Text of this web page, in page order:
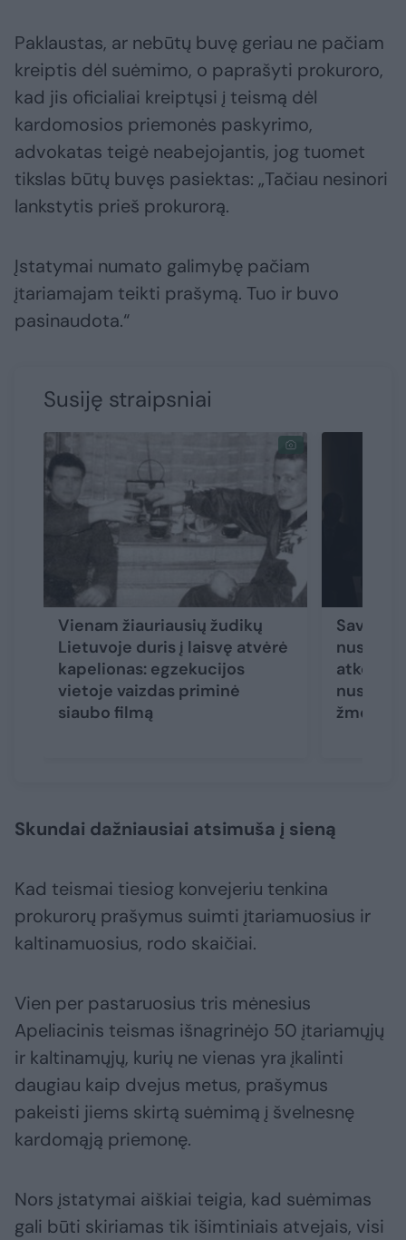
Paklaustas, ar nebūtų buvę geriau ne pačiam
kreiptis dėl suėmimo, o paprašyti prokuroro,
kad jis oficialiai kreiptųsi į teismą dėl
kardomosios priemonės paskyrimo,
advokatas teigė neabejojantis, jog tuomet
tikslas būtų buvęs pasiektas: „Tačiau nesinori
lankstytis prieš prokurorą.
Įstatymai numato galimybę pačiam
įtariamajam teikti prašymą. Tuo ir buvo
pasinaudota.“
Susiję straipsniai
Vienam žiauriausių žudikų
Lietuvoje duris į laisvę atvėrė
kapelionas: egzekucijos
vietoje vaizdas priminė
siaubo filmą
Savo
žmonai
Skundai dažniausiai atsimuša į sieną
Kad teismai tiesiog konvejeriu tenkina
prokurorų prašymus suimti įtariamuosius ir
kaltinamuosius, rodo skaičiai.
Vien per pastaruosius tris mėnesius
Apeliacinis teismas išnagrinėjo 50 įtariamųjų
ir kaltinamųjų, kurių ne vienas yra įkalinti
daugiau kaip dvejus metus, prašymus
pakeisti jiems skirtą suėmimą į švelnesnę
kardomąją priemonę.
Nors įstatymai aiškiai teigia, kad suėmimas
gali būti skiriamas tik išimtiniais atvejais, visi